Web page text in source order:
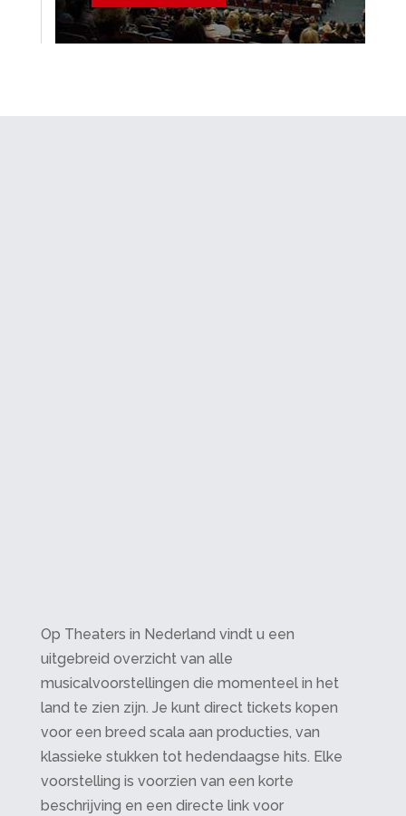
Op Theaters in Nederland vindt u een
uitgebreid overzicht van alle
musicalvoorstellingen die momenteel in het
land te zien zijn. Je kunt direct tickets kopen
voor een breed scala aan producties, van
klassieke stukken tot hedendaagse hits. Elke
voorstelling is voorzien van een korte
beschrijving en een directe link voor